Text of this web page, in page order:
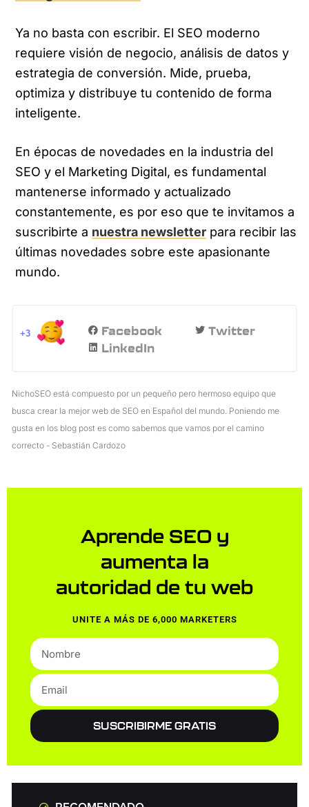
Ya no basta con escribir. El SEO moderno
requiere visión de negocio, análisis de datos y
estrategia de conversión. Mide, prueba,
optimiza y distribuye tu contenido de forma
inteligente.
En épocas de novedades en la industria del
SEO y el Marketing Digital, es fundamental
mantenerse informado y actualizado
constantemente, es por eso que te invitamos a
suscribirte a nuestra newsletter para recibir las
últimas novedades sobre este apasionante
mundo.
+3 Facebook
Twitter
LinkedIn
NichoSEO está compuesto por un pequeño pero hermoso equipo que
busca crear la mejor web de SEO en Español del mundo. Poniendo me
gusta en los blog post es como sabemos que vamos por el camino
correcto - Sebastián Cardozo
Aprende SEO y
aumenta la
autoridad de tu web
UNITE A MÁS DE 6,000 MARKETERS
SUSCRIBIRME GRATIS